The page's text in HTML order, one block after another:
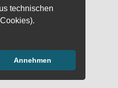
technischen
Annehmen